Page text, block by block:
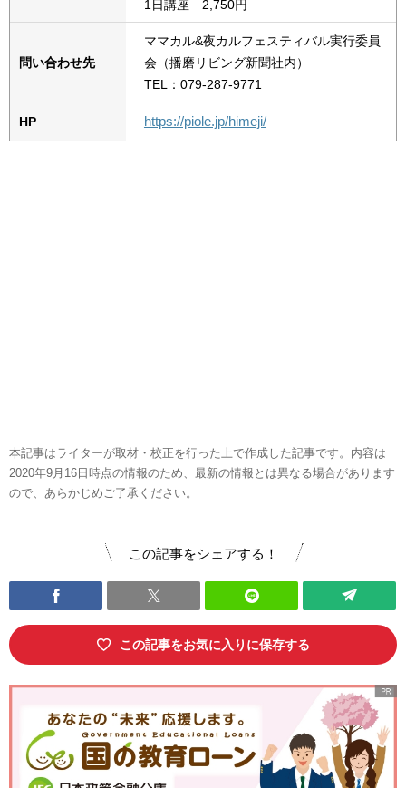
1日講座 2,750円
問い合わせ先
ママカル&夜カルフェスティバル実行委員
会（播磨リビング新聞社内）
TEL：079-287-9771
HP https://piole.jp/himeji/
本記事はライターが取材・校正を行った上で作成した記事です。内容は
2020年9月16日時点の情報のため、最新の情報とは異なる場合があります
ので、あらかじめご了承ください。
この記事をシェアする！
この記事をお気に入りに保存する